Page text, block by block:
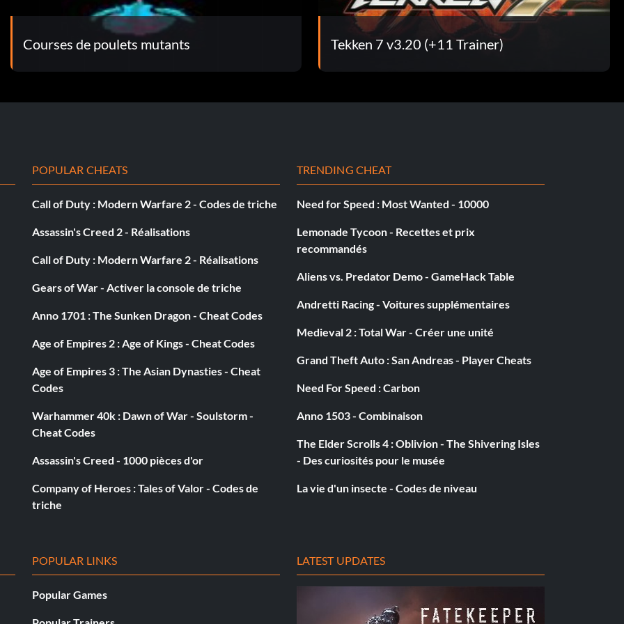
sur Droite, Droite, Carré, Cercle, Haut, Bas,
Bas, Droite, Gauche.
le jeu est en pause, appuyez sur L2 et
Triangle, Cercle, X, X. Ensuite, mettez le jeu en
Courses de poulets mutants Tekken 7 v3.20 (+11 Trainer)
POPULAR CHEATS
Call of Duty : Modern Warfare 2 - Codes de triche
Assassin's Creed 2 - Réalisations
Call of Duty : Modern Warfare 2 - Réalisations
Gears of War - Activer la console de triche
Anno 1701 : The Sunken Dragon - Cheat Codes
Age of Empires 2 : Age of Kings - Cheat Codes
Age of Empires 3 : The Asian Dynasties - Cheat
Codes
Warhammer 40k : Dawn of War - Soulstorm -
Cheat Codes
Assassin's Creed - 1000 pièces d'or
Company of Heroes : Tales of Valor - Codes de
triche
TRENDING CHEAT
Need for Speed : Most Wanted - 10000
Lemonade Tycoon - Recettes et prix
recommandés
Aliens vs. Predator Demo - GameHack Table
Andretti Racing - Voitures supplémentaires
Medieval 2 : Total War - Créer une unité
Grand Theft Auto : San Andreas - Player Cheats
Need For Speed : Carbon
Anno 1503 - Combinaison
The Elder Scrolls 4 : Oblivion - The Shivering Isles
- Des curiosités pour le musée
La vie d'un insecte - Codes de niveau
POPULAR LINKS
Popular Games
LATEST UPDATES